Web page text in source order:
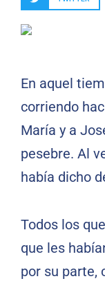
En aquel
corriendo
María y a
pesebre. Al
había dicho
Todos los
que les
por su parte,